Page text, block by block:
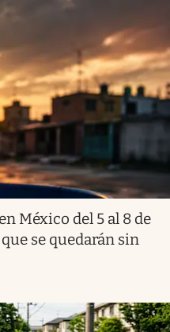
México del 5 al 8 de
se quedarán sin